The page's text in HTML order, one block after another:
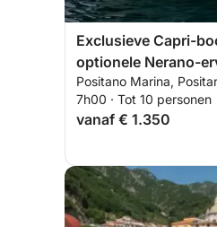
Exclusieve Capri-
optionele Nerano-
Positano Marina,
7h00 · Tot 10 personen
vanaf € 1.350